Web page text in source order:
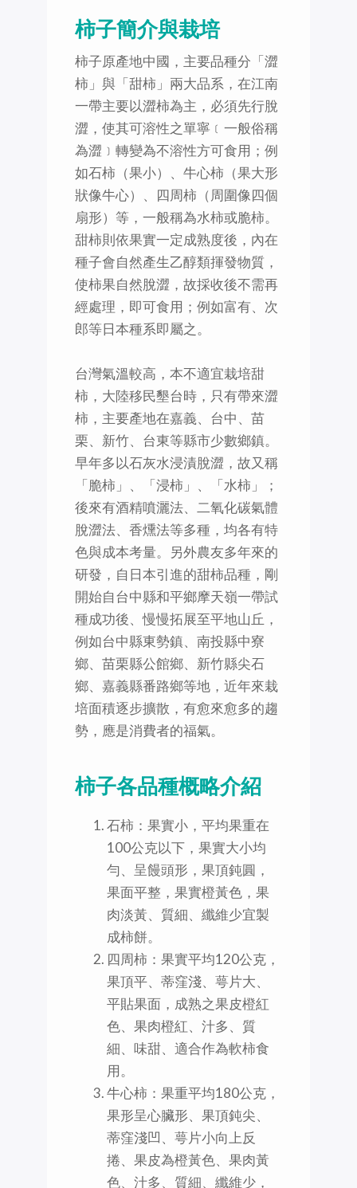
柿子簡介與栽培
柿子原產地中國，主要品種分「澀
柿」與「甜柿」兩大品系，在江南
一帶主要以澀柿為主，必須先行脫
澀，使其可溶性之單寧﹝一般俗稱
為澀﹞轉變為不溶性方可食用；例
如石柿（果小）、牛心柿（果大形
狀像牛心）、四周柿（周圍像四個
扇形）等，一般稱為水柿或脆柿。
甜柿則依果實一定成熟度後，內在
種子會自然產生乙醇類揮發物質，
使柿果自然脫澀，故採收後不需再
經處理，即可食用；例如富有、次
郎等日本種系即屬之。
台灣氣溫較高，本不適宜栽培甜
柿，大陸移民墾台時，只有帶來澀
柿，主要產地在嘉義、台中、苗
栗、新竹、台東等縣市少數鄉鎮。
早年多以石灰水浸漬脫澀，故又稱
「脆柿」、「浸柿」、「水柿」；
後來有酒精噴灑法、二氧化碳氣體
脫澀法、香燻法等多種，均各有特
色與成本考量。另外農友多年來的
研發，自日本引進的甜柿品種，剛
開始自台中縣和平鄉摩天嶺一帶試
種成功後、慢慢拓展至平地山丘，
例如台中縣東勢鎮、南投縣中寮
鄉、苗栗縣公館鄉、新竹縣尖石
鄉、嘉義縣番路鄉等地，近年來栽
培面積逐步擴散，有愈來愈多的趨
勢，應是消費者的福氣。
柿子各品種概略介紹
石柿：果實小，平均果重在
100公克以下，果實大小均
勻、呈饅頭形，果頂鈍圓，
果面平整，果實橙黃色，果
肉淡黃、質細、纖維少宜製
成柿餅。
四周柿：果實平均120公克，
果頂平、蒂窪淺、萼片大、
平貼果面，成熟之果皮橙紅
色、果肉橙紅、汁多、質
細、味甜、適合作為軟柿食
用。
牛心柿：果重平均180公克，
果形呈心臟形、果頂鈍尖、
蒂窪淺凹、萼片小向上反
捲、果皮為橙黃色、果肉黃
色、汁多、質細、纖維少，